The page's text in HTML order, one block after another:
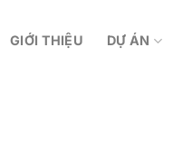
GIỚI THIỆU DỰ ÁN